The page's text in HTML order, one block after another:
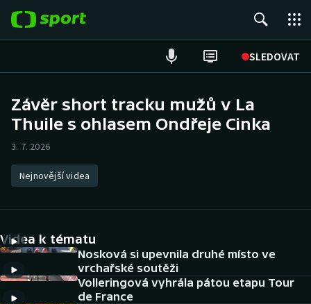
SLEDOVAT
Hokej
Atletika
DALŠÍ SPORTY
Americký fotbal
NEPŘEHLÉDNĚTE
Závěr short tracku mužů v La
Thuile s ohlasem Ondřeje Cinka
3. 7. 2026
Nejnovější videa
Videa k tématu
Nosková si upevnila druhé místo ve
vrchařské soutěži
Volleringová vyhrála pátou etapu Tour
de France